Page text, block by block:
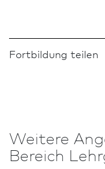
Fortbildung teilen
Weitere
Bereich